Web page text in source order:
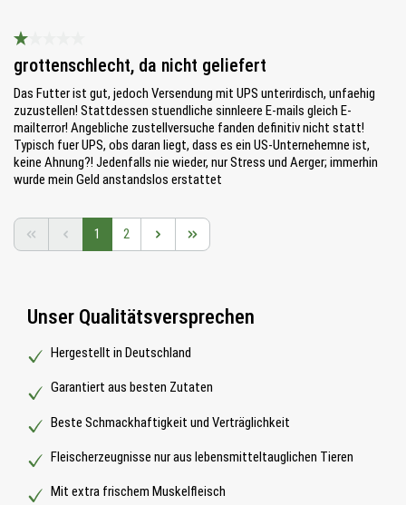
Bewertung mit 1 von 5 Sternen
grottenschlecht, da nicht geliefert
Das Futter ist gut, jedoch Versendung mit UPS unterirdisch, unfaehig
zuzustellen! Stattdessen stuendliche sinnleere E-mails gleich E-
mailterror! Angebliche zustellversuche fanden definitiv nicht statt!
Typisch fuer UPS, obs daran liegt, dass es ein US-Unternehemne ist,
keine Ahnung?! Jedenfalls nie wieder, nur Stress und Aerger; immerhin
wurde mein Geld anstandslos erstattet
Seite
1 Seite
2
Unser Qualitätsversprechen
Hergestellt in Deutschland
Garantiert aus besten Zutaten
Beste Schmackhaftigkeit und Verträglichkeit
Fleischerzeugnisse nur aus lebensmitteltauglichen Tieren
Mit extra frischem Muskelfleisch